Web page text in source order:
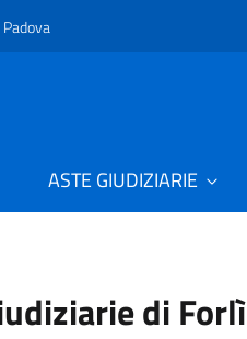
ASTE GIUDIZIARIE
di Forlì